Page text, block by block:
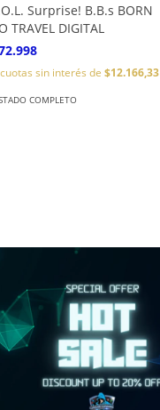
Surprise! B.B.s BORN
TRAVEL DIGITAL
sin interés de $12.166,33
COMPLETO